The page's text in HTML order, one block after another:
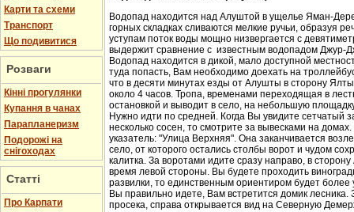
Карти та схеми
Транспорт
Що подивитися
Розваги
Кінні прогулянки
Купання в чанах
Парапланеризм
Подорожі на
снігоходах
Статті
Про Карпати
Водопад находится над Алуштой в ущелье Яман-
горных складках сливаются мелкие ручьи, образуя
уступам поток воды мощно низвергается с
выдержит сравнение с известным водопадом Джур-
Водопад находится в дикой, мало доступной
туда попасть, Вам необходимо доехать на
что в десяти минутах езды от Алушты в сторону
около 4 часов. Тропа, временами переходящая в
остановкой и выводит в село, на небольшую
Нужно идти по средней. Когда Вы увидите сетчатый
несколько сосен, то смотрите за вывесками на
указатель: "Улица Верхняя". Она заканчивается
село, от которого остались столбы ворот и чудом
калитка. За воротами идите сразу направо, в
время левой стороны. Вы будете проходить
развилки, то единственным ориентиром будет более
Вы правильно идете, Вам встретится домик лесника.
просека, справа открывается вид на Северную